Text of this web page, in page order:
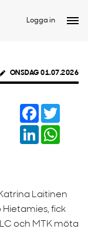
Logga in
ONSDAG 01.07.2026
Facebook
LinkedIn
Laitinen
fick
och MTK möta